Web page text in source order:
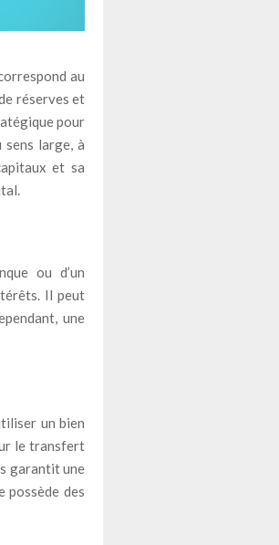
au
réserves et
pour
sens large, à
et sa
ou d’un
Il peut
une
un bien
le transfert
garantit une
possède des